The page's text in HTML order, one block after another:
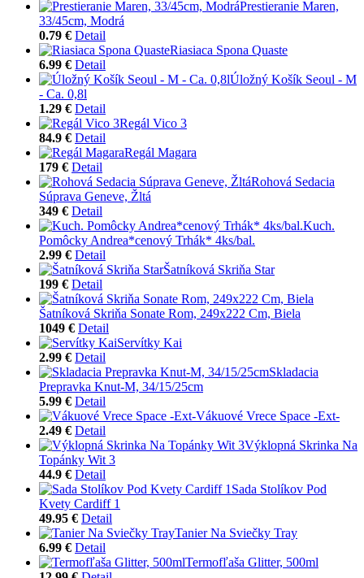
Prestieranie Maren,
33/45cm, Modrá
0.79 € Detail
Riasiaca Spona Quaste
6.99 € Detail
Úložný Košík Seoul - M
- Ca. 0,8l
1.29 € Detail
Regál Vico 3
84.9 € Detail
Regál Magara
179 € Detail
Rohová Sedacia
Súprava Geneve, Žltá
349 € Detail
Kuch.
Pomôcky Andrea*cenový Trhák* 4ks/bal.
2.99 € Detail
Šatníková Skriňa Star
199 € Detail
Šatníková Skriňa Sonate Rom, 249x222 Cm, Biela
1049 € Detail
Servítky Kai
2.99 € Detail
Skladacia
Prepravka Knut-M, 34/15/25cm
5.99 € Detail
Vákuové Vrece Space -Ext-
2.49 € Detail
Výklopná Skrinka Na
Topánky Wit 3
44.9 € Detail
Sada Stolíkov Pod
Kvety Cardiff 1
49.95 € Detail
Tanier Na Sviečky Tray
6.99 € Detail
Termofľaša Glitter, 500ml